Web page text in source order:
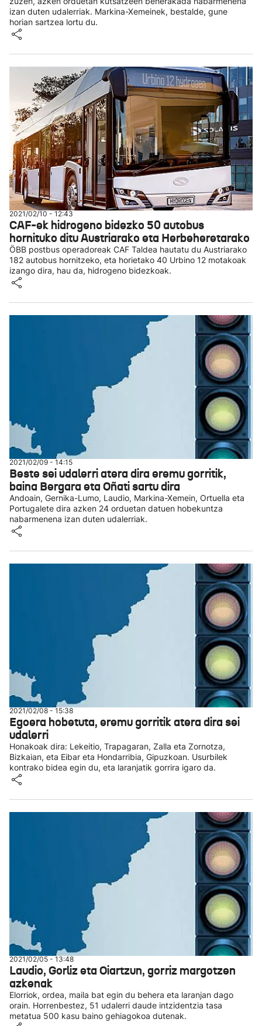
izan duten udalerriak. Markina-Xemeinek, bestalde, gune
horian sartzea lortu du.
2021/02/10 - 12:43
CAF-ek hidrogeno bidezko 50 autobus
hornituko ditu Austriarako eta Herbeheretarako
ÖBB postbus operadoreak CAF Taldea hautatu du Austriarako
182 autobus hornitzeko, eta horietako 40 Urbino 12 motakoak
izango dira, hau da, hidrogeno bidezkoak.
2021/02/09 - 14:15
Beste sei udalerri atera dira eremu gorritik,
baina Bergara eta Oñati sartu dira
Andoain, Gernika-Lumo, Laudio, Markina-Xemein, Ortuella eta
Portugalete dira azken 24 orduetan datuen hobekuntza
nabarmenena izan duten udalerriak.
2021/02/08 - 15:38
Egoera hobetuta, eremu gorritik atera dira sei
udalerri
Honakoak dira: Lekeitio, Trapagaran, Zalla eta Zornotza,
Bizkaian, eta Eibar eta Hondarribia, Gipuzkoan. Usurbilek
kontrako bidea egin du, eta laranjatik gorrira igaro da.
2021/02/05 - 13:48
Laudio, Gorliz eta Oiartzun, gorriz margotzen
azkenak
Elorriok, ordea, maila bat egin du behera eta laranjan dago
orain. Horrenbestez, 51 udalerri daude intzidentzia tasa
metatua 500 kasu baino gehiagokoa dutenak.